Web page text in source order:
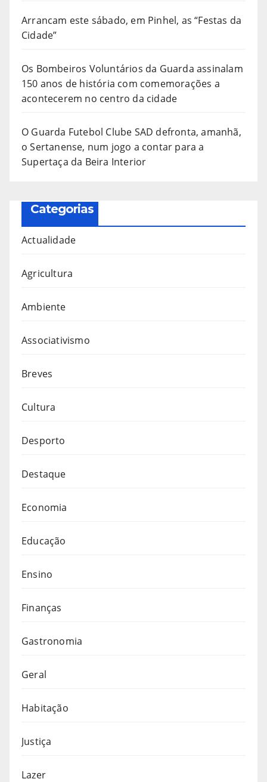
Arrancam este sábado, em Pinhel, as “Festas da
Cidade”
Os Bombeiros Voluntários da Guarda assinalam
150 anos de história com comemorações a
acontecerem no centro da cidade
O Guarda Futebol Clube SAD defronta, amanhã,
o Sertanense, num jogo a contar para a
Supertaça da Beira Interior
Categorias
Actualidade
Agricultura
Ambiente
Associativismo
Breves
Cultura
Desporto
Destaque
Economia
Educação
Ensino
Finanças
Gastronomia
Geral
Habitação
Justiça
Lazer